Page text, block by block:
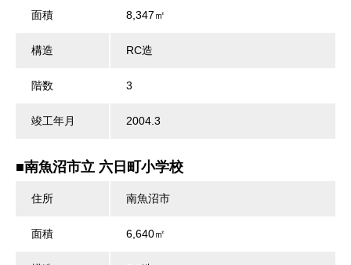
面積 8,347㎡
構造 RC造
階数 3
竣工年月 2004.3
■南魚沼市立 六日町小学校
住所 南魚沼市
面積 6,640㎡